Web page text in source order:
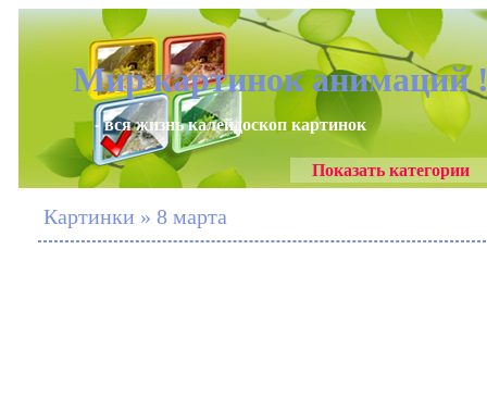
Мир картинок анимаций
- вся жизнь калейдоскоп картинок
Показать категории
Картинки » 8 марта